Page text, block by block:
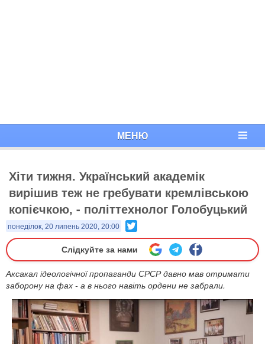
МЕНЮ
Хіти тижня. Український академік
вирішив теж не гребувати кремлівською
копієчкою, - політтехнолог Голобуцький
понеділок, 20 липень 2020, 20:00
Слідкуйте за нами
Аксакал ідеологічної пропаганди СРСР давно мав отримати
заборону на фах - а в нього навіть ордени не забрали.